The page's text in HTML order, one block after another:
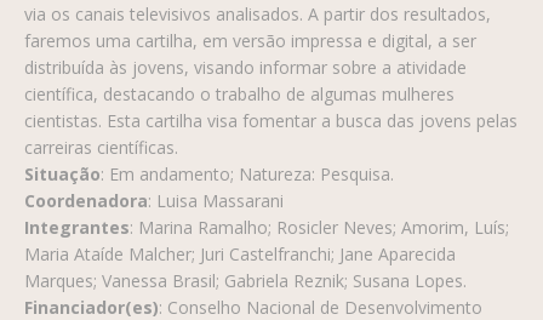
via os canais televisivos analisados. A partir dos resultados,
faremos uma cartilha, em versão impressa e digital, a ser
distribuída às jovens, visando informar sobre a atividade
científica, destacando o trabalho de algumas mulheres
cientistas. Esta cartilha visa fomentar a busca das jovens pelas
carreiras científicas.
Situação: Em andamento; Natureza: Pesquisa.
Coordenadora: Luisa Massarani
Integrantes: Marina Ramalho; Rosicler Neves; Amorim, Luís;
Maria Ataíde Malcher; Juri Castelfranchi; Jane Aparecida
Marques; Vanessa Brasil; Gabriela Reznik; Susana Lopes.
Financiador(es): Conselho Nacional de Desenvolvimento